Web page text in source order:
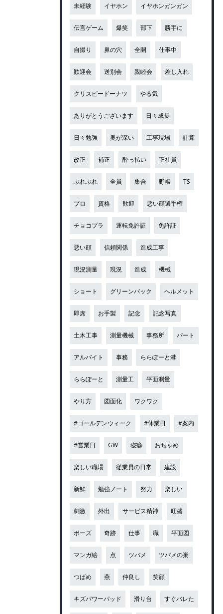
未経験 イヤホン イヤホンガンガン
伝言ゲーム 爆笑 部下 勝手に
自撮り 鼻の穴 全開 仕事中
歓迎会 送別会 親睦会 差し入れ
クリスピードーナツ やる気
ありがとうございます 日々成長
日々勉強 奥が深い 工事現場 計算
改正 補正 酔っ払い 正社員
ぶれぶれ 全員 集合 野帳 TS
プロ 資格 歓迎 悪い顔選手権
チョコプラ 運転免許証 免許証
悪い顔 信頼関係 造成工事
現況測量 現況 造成 機械
ショート グリーンバック ヘルメット
即席 お手製 記念 記念写真
土木工事 測量機械 事務所 パート
アルバイト 事務 ららぽーと港
ららぽーと 測量工 平面測量
やり方 図面化 ワクワク
#ゴールデンウィーク #休業日 #案内
#営業日 GW 寝癖 おちゃめ
楽しい職場 従業員の日常 建設
新鮮 勉強ノート 努力 楽しい
刺激 外出 サービス精神 旺盛
ポーズ 奇跡 仕事 職 平面図
マンガ絵 点 ツバメ ツバメの巣
つばめ 燕 仲良し 笑顔
キズパワーパッド 滑り台 すぐバレた